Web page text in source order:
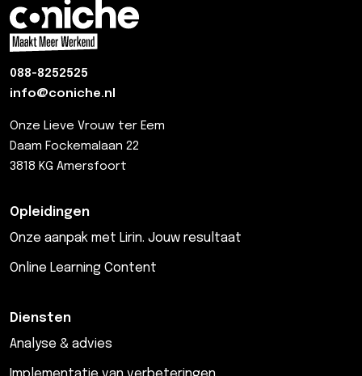
088-8252525
info@coniche.nl
Onze Lieve Vrouw ter Eem
Daam Fockemalaan 22
3818 KG Amersfoort
Opleidingen
Onze aanpak met Lirin. Jouw resultaat
Online Learning Content
Diensten
Analyse & advies